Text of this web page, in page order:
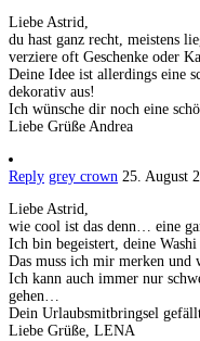
Liebe Astrid,
du hast ganz recht, meistens
verziere oft Geschenke oder
Deine Idee ist allerdings eine
dekorativ aus!
Ich wünsche dir noch eine
Liebe Grüße Andrea
Reply grey crown 25. August
Liebe Astrid,
wie cool ist das denn… eine
Ich bin begeistert, deine
Das muss ich mir merken und
Ich kann auch immer nur
gehen…
Dein Urlaubsmitbringsel
Liebe Grüße, LENA